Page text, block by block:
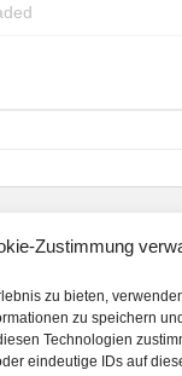
Zustimmung
zu bieten,
zu speichern
Technologien
eindeutige IDs auf
KANNST...